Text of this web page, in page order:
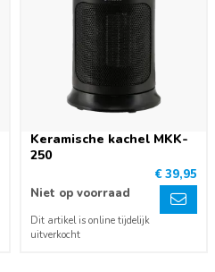
Keramische kachel MKK-
250
€ 39,95
Niet op voorraad
Dit artikel is online tijdelijk
uitverkocht